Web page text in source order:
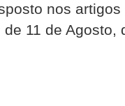
nos
11 de Agosto,